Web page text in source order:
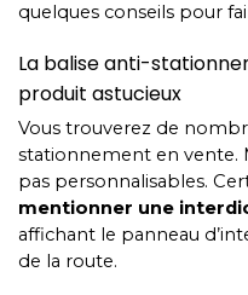
quelques conseils pour
La balise anti-
produit astucieux
Vous trouverez de
stationnement en vente.
pas personnalisables.
mentionner une
affichant le panneau
de la route.